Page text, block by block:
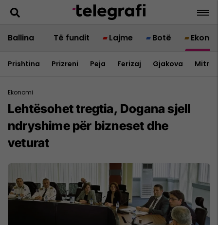
Ballina Të fundit Lajme Botë
Prishtina Prizreni Peja Ferizaj Gjakova
Ekonomi
Lehtësohet tregtia, Dogana sjell
ndryshime për bizneset dhe
veturat